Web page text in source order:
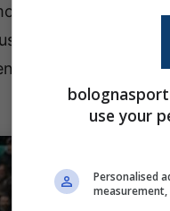
rossoblu a
sui piedi.
il Bologna ad
use your
Personalised
measurement,